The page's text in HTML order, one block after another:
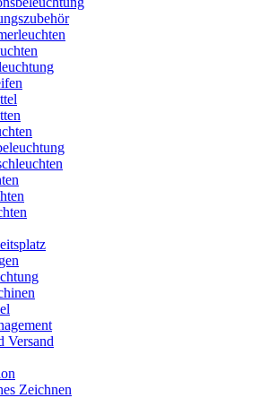
Versand
Zeichnen